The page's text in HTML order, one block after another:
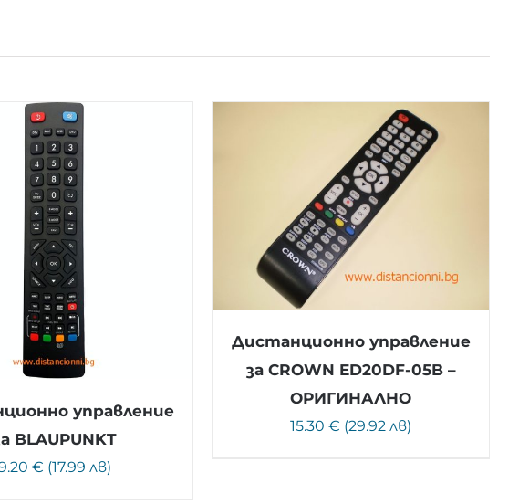
управление
BLAUPUNKT
€ (17.99 лв)
Дистанционно управление
за CROWN ED20DF-05B –
ОРИГИНАЛНО
15.30 € (29.92 лв)